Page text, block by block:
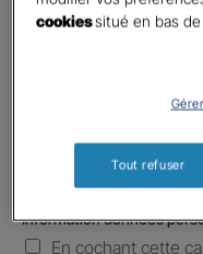
+1
E-mail*
Informations
Information données
En cochant cette
cookiessitué en bas
Tout refuser